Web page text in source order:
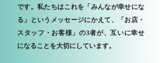
です。私たちはこれを「みんなが幸せにな
る」というメッセージにかえて、「お店・
スタッフ・お客様」の3者が、互いに幸せ
になることを大切にしています。